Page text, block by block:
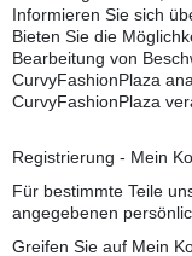
Informieren Sie sich
Bieten Sie die
Bearbeitung von
CurvyFashionPlaza
CurvyFashionPlaza
Registrierung - Mein
Für bestimmte Teile
angegebenen
Greifen Sie auf Mein